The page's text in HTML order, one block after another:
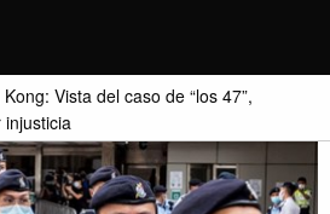
Vista del caso de “los 47”,